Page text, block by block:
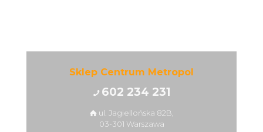
Sklep Centrum Metropol
602 234 231
ul. Jagiellońska 82B,
03-301 Warszawa